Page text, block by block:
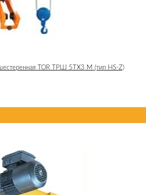
TOR ТРШ 5ТХ3 М (тип HS-Z)